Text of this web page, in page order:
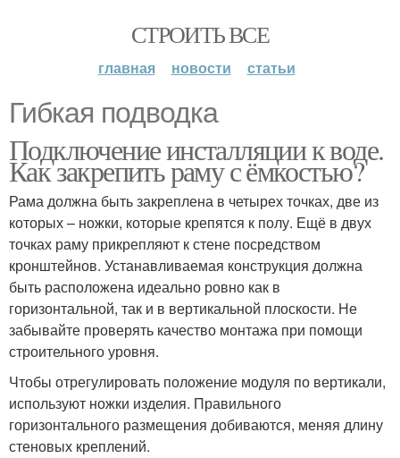
СТРОИТЬ ВСЕ
главная новости статьи
Гибкая подводка
Подключение инсталляции к воде.
Как закрепить раму с ёмкостью?
Рама должна быть закреплена в четырех точках, две из
которых – ножки, которые крепятся к полу. Ещё в двух
точках раму прикрепляют к стене посредством
кронштейнов. Устанавливаемая конструкция должна
быть расположена идеально ровно как в
горизонтальной, так и в вертикальной плоскости. Не
забывайте проверять качество монтажа при помощи
строительного уровня.
Чтобы отрегулировать положение модуля по вертикали,
используют ножки изделия. Правильного
горизонтального размещения добиваются, меняя длину
стеновых креплений.